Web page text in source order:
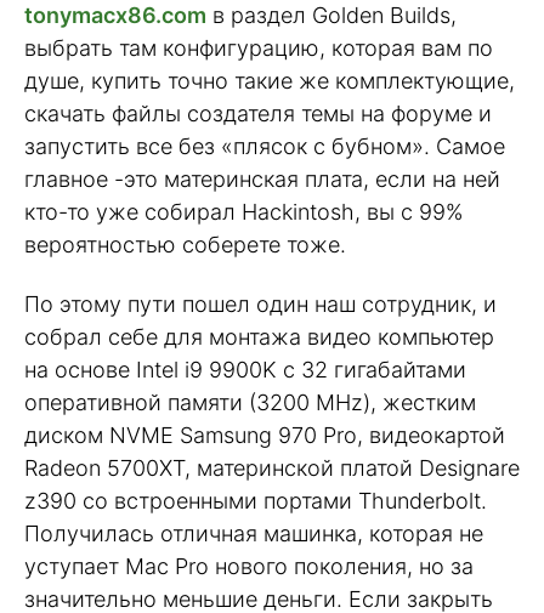
tonymacx86.com в раздел Golden Builds,
выбрать там конфигурацию, которая вам по
душе, купить точно такие же комплектующие,
скачать файлы создателя темы на форуме и
запустить все без «плясок с бубном». Самое
главное -это материнская плата, если на ней
кто-то уже собирал Hackintosh, вы с 99%
вероятностью соберете тоже.
По этому пути пошел один наш сотрудник, и
собрал себе для монтажа видео компьютер
на основе Intel i9 9900K с 32 гигабайтами
оперативной памяти (3200 MHz), жестким
диском NVME Samsung 970 Pro, видеокартой
Radeon 5700XT, материнской платой Designare
z390 со встроенными портами Thunderbolt.
Получилась отличная машинка, которая не
уступает Mac Pro нового поколения, но за
значительно меньшие деньги. Если закрыть